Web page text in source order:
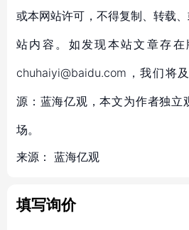
或本网站许可，不得复制、转载
站内容。如发现本站文章存
chuhaiyi@baidu.com，我们将
源：蓝海亿观，本文为作者独立
场。
来源： 蓝海亿观
填写询价